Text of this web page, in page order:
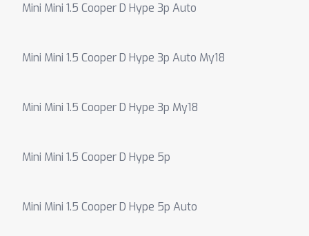
Mini Mini 1.5 Cooper D Hype 3p Auto
Mini Mini 1.5 Cooper D Hype 3p Auto My18
Mini Mini 1.5 Cooper D Hype 3p My18
Mini Mini 1.5 Cooper D Hype 5p
Mini Mini 1.5 Cooper D Hype 5p Auto